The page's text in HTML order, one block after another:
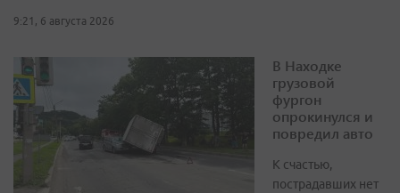
9:21, 6 августа 2026
В Находке
грузовой
фургон
опрокинулся и
повредил авто
К счастью,
пострадавших нет